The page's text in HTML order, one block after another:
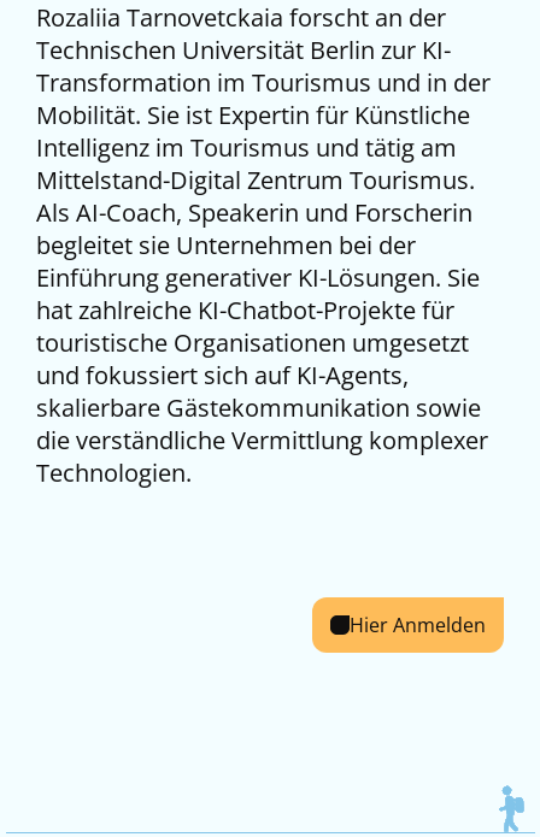
Rozaliia Tarnovetckaia forscht an der
Technischen Universität Berlin zur KI-
Transformation im Tourismus und in der
Mobilität. Sie ist Expertin für Künstliche
Intelligenz im Tourismus und tätig am
Mittelstand-Digital Zentrum Tourismus.
Als AI-Coach, Speakerin und Forscherin
begleitet sie Unternehmen bei der
Einführung generativer KI-Lösungen. Sie
hat zahlreiche KI-Chatbot-Projekte für
touristische Organisationen umgesetzt
und fokussiert sich auf KI-Agents,
skalierbare Gästekommunikation sowie
die verständliche Vermittlung komplexer
Technologien.
Hier Anmelden